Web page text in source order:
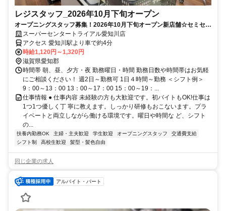
レジスタッフ_2026年10月下旬オープン
オープニングスタッフ募集！2026年10月下旬オープン新店舗☆セミセル
フで安心♪未経験OK！
スーパーセンタートライアル愛知川店
アクセス 愛知川駅より車で約4分
時給1,120円～1,320円
滋賀県愛知郡
時間帯 朝、昼、夕方・夜 勤務曜日・時間 勤務日数や時間帯はお気軽
にご相談ください！ 週2日～勤務可 1日４時間～勤務 ＜シフト例＞
9：00～13：00 13：00～17：00 15：00～19：...
仕事情報 ● 仕事内容 未経験の方も大歓迎です。初バイトもOK!仕事は
1つ1つ優しく丁 寧に教えます。しっかり研修もおこないます。プラ
イベートと両立しながら働ける環境です。曜日や時間な ど、シフト
の...
扶養内勤務OK 主婦・主夫歓迎 学生歓迎 オープニングスタッフ
交通費支給
シフト制
高校生歓迎 髪型・髪色自由
同じ企業の求人
アルバイト・パート